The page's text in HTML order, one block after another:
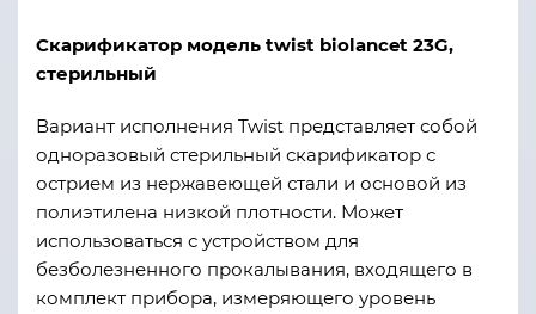
Скарификатор модель twist biolancet 23G,
стерильный
Вариант исполнения Twist представляет собой
одноразовый стерильный скарификатор с
острием из нержавеющей стали и основой из
полиэтилена низкой плотности. Может
использоваться с устройством для
безболезненного прокалывания, входящего в
комплект прибора, измеряющего уровень